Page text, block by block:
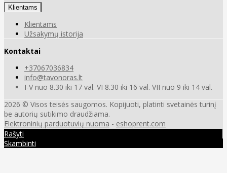
Klientams
Klientams
Užsakymų istorija
Kontaktai
+37067036834
info@tavonoras.lt
I-V nuo 8.30 iki 17 val. VI 8.30 iki 16 val. VII nuo 9 iki 14 val.
2026 © Visos teisės saugomos. Kopijuoti, platinti svetainės turinį
be autorių sutikimo draudžiama.
Elektroninių parduotuvių nuoma - eshoprent.com
Rašyti
Skambinti